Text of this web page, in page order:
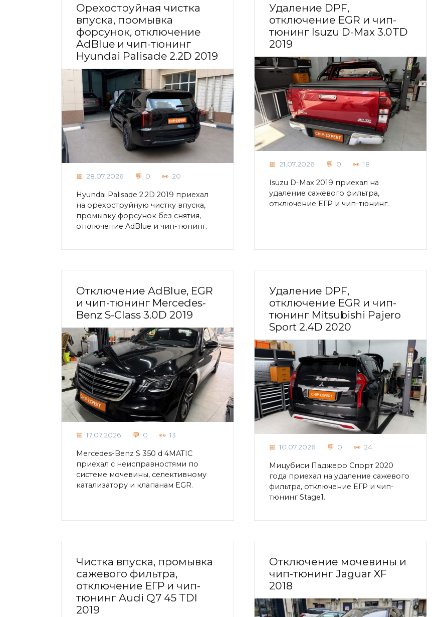
Орехоструйная чистка
впуска, промывка
форсунок, отключение
AdBlue и чип-тюнинг
Hyundai Palisade 2.2D 2019
28.07.2026 0 20
Hyundai Palisade 2.2D 2019 приехал
на орехоструйную чистку впуска,
промывку форсунок без снятия,
отключение AdBlue и чип-тюнинг.
Удаление DPF,
отключение EGR и чип-
тюнинг Isuzu D-Max 3.0TD
2019
21.07.2026 0 18
Isuzu D-Max 2019 приехал на
удаление сажевого фильтра,
отключение ЕГР и чип-тюнинг.
Отключение AdBlue, EGR
и чип-тюнинг Mercedes-
Benz S-Class 3.0D 2019
17.07.2026 0 13
Mercedes-Benz S 350 d 4MATIC
приехал с неисправностями по
системе мочевины, селективному
катализатору и клапанам EGR.
Удаление DPF,
отключение EGR и чип-
тюнинг Mitsubishi Pajero
Sport 2.4D 2020
10.07.2026 0 24
Мицубиси Паджеро Спорт 2020
года приехал на удаление сажевого
фильтра, отключение ЕГР и чип-
тюнинг Stage1.
Чистка впуска, промывка
сажевого фильтра,
отключение ЕГР и чип-
тюнинг Audi Q7 45 TDI
2019
Отключение мочевины и
чип-тюнинг Jaguar XF
2018